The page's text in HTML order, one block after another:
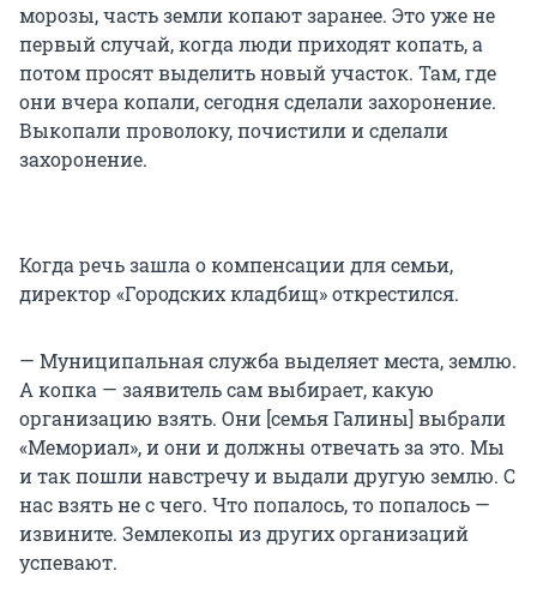
морозы, часть земли копают заранее. Это уже не
первый случай, когда люди приходят копать, а
потом просят выделить новый участок. Там, где
они вчера копали, сегодня сделали захоронение.
Выкопали проволоку, почистили и сделали
захоронение.
Когда речь зашла о компенсации для семьи,
директор «Городских кладбищ» открестился.
— Муниципальная служба выделяет места, землю.
А копка — заявитель сам выбирает, какую
организацию взять. Они [семья Галины] выбрали
«Мемориал», и они и должны отвечать за это. Мы
и так пошли навстречу и выдали другую землю. С
нас взять не с чего. Что попалось, то попалось —
извините. Землекопы из других организаций
успевают.